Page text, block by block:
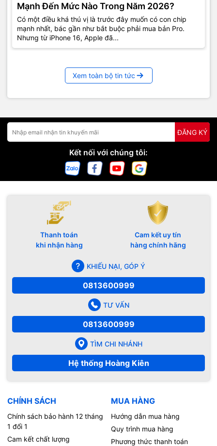
Mạnh Đến Mức Nào Trong Năm 2026?
Có một điều khá thú vị là trước đây muốn có con chip
mạnh nhất, bác gần như bắt buộc phải mua bản Pro.
Nhưng từ iPhone 16, Apple đã...
Xem toàn bộ tin tức
ĐĂNG KÝ
Kết nối với chúng tôi:
Thanh toán
khi nhận hàng
Cam kết uy tín
hàng chính hãng
KHIẾU NẠI, GÓP Ý
0813600999
TƯ VẤN
0813600999
TÌM CHI NHÁNH
Hệ thống Hoàng Kiên
CHÍNH SÁCH
Chính sách bảo hành 12 tháng
1 đổi 1
Cam kết chất lượng
MUA HÀNG
Hướng dẫn mua hàng
Quy trình mua hàng
Phương thức thanh toán